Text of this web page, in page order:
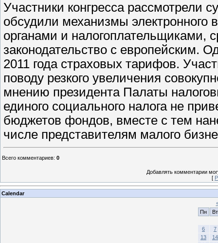
Участники конгресса рассмотрели
обсудили механизмы
органами и налогоплательщиками,
законодательство с европейским.
2011 года страховых тарифов.
поводу резкого увеличения
мнению президента Палаты
единого социального налога не
бюджетов фондов, вместе с тем
числе представителям малого
Всего комментариев: 0
Добавлять комментарии
[
Calendar
Пн
Вт
6
7
13
14